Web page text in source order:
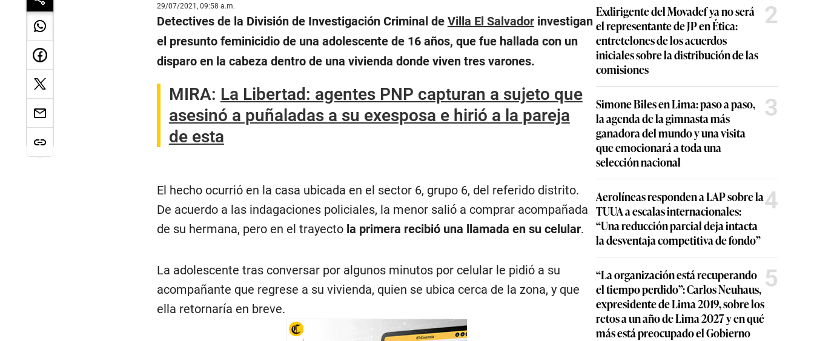
29/07/2021, 09:58 a.m.
Detectives de la División de Investigación Criminal de Villa El Salvadorinvestigan
el presunto feminicidio de una adolescente de 16 años, que fue hallada con un
disparo en la cabeza dentro de una vivienda donde viven tres varones.
MIRA: La Libertad: agentes PNP capturan a sujeto que
asesinó a puñaladas a su exesposa e hirió a la pareja
de esta
El hecho ocurrió en la casa ubicada en el sector 6, grupo 6, del referido distrito.
De acuerdo a las indagaciones policiales, la menor salió a comprar acompañada
de su hermana, pero en el trayecto la primera recibió una llamada en su celular.
La adolescente tras conversar por algunos minutos por celular le pidió a su
acompañante que regrese a su vivienda, quien se ubica cerca de la zona, y que
ella retornaría en breve.
Exdirigente del Movadef ya no será
el representante de JP en Ética:
entretelones de los acuerdos
iniciales sobre la distribución de las
comisiones
2
Simone Biles en Lima: paso a paso,
la agenda de la gimnasta más
ganadora del mundo y una visita
que emocionará a toda una
selección nacional
3
Aerolíneas responden a LAP sobre la
TUUA a escalas internacionales:
“Una reducción parcial deja intacta
la desventaja competitiva de fondo”
4
“La organización está recuperando
el tiempo perdido”: Carlos Neuhaus,
expresidente de Lima 2019, sobre los
retos a un año de Lima 2027 y en qué
más está preocupado el Gobierno
5